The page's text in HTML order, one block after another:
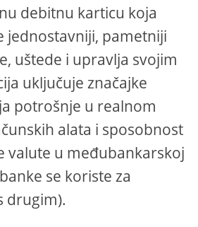
debitnu karticu koja
jednostavniji, pametniji
uštede i upravlja svojim
uključuje značajke
potrošnje u realnom
alata i sposobnost
valute u međubankarskoj
se koriste za
drugim).